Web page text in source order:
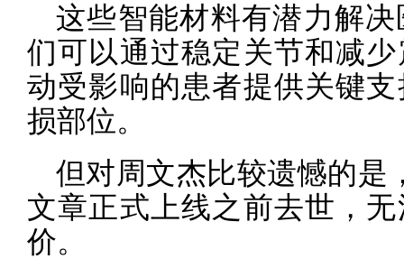
这些智能材料有潜力解
们可以通过稳定关节和减
动受影响的患者提供关键
损部位。
但对周文杰比较遗憾的是
文章正式上线之前去世，
价。